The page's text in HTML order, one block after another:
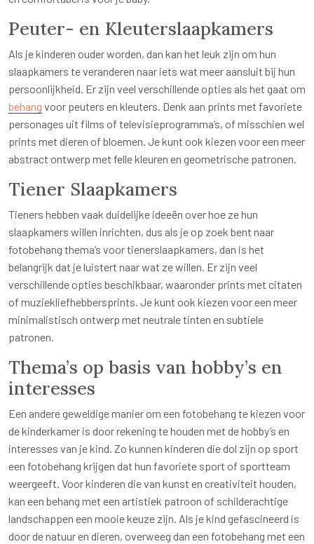
Peuter- en Kleuterslaapkamers
Als je kinderen ouder worden, dan kan het leuk zijn om hun
slaapkamers te veranderen naar iets wat meer aansluit bij hun
persoonlijkheid. Er zijn veel verschillende opties als het gaat om
behang voor peuters en kleuters. Denk aan prints met favoriete
personages uit films of televisieprogramma’s, of misschien wel
prints met dieren of bloemen. Je kunt ook kiezen voor een meer
abstract ontwerp met felle kleuren en geometrische patronen.
Tiener Slaapkamers
Tieners hebben vaak duidelijke ideeën over hoe ze hun
slaapkamers willen inrichten, dus als je op zoek bent naar
fotobehang thema’s voor tienerslaapkamers, dan is het
belangrijk dat je luistert naar wat ze willen. Er zijn veel
verschillende opties beschikbaar, waaronder prints met citaten
of muziekliefhebbersprints. Je kunt ook kiezen voor een meer
minimalistisch ontwerp met neutrale tinten en subtiele
patronen.
Thema’s op basis van hobby’s en
interesses
Een andere geweldige manier om een fotobehang te kiezen voor
de kinderkamer is door rekening te houden met de hobby’s en
interesses van je kind. Zo kunnen kinderen die dol zijn op sport
een fotobehang krijgen dat hun favoriete sport of sportteam
weergeeft. Voor kinderen die van kunst en creativiteit houden,
kan een behang met een artistiek patroon of schilderachtige
landschappen een mooie keuze zijn. Als je kind gefascineerd is
door de natuur en dieren, overweeg dan een fotobehang met een